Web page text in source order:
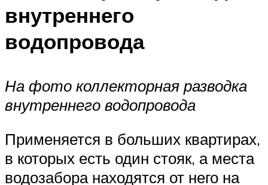
внутреннего
водопровода
На фото коллекторная разводка
внутреннего водопровода
Применяется в больших квартирах,
в которых есть один стояк, а места
водозабора находятся от него на